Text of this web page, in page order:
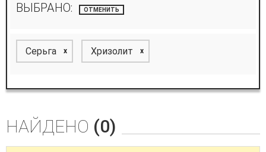
ВЫБРАНО: ОТМЕНИТЬ
Серьга x Хризолит x
НАЙДЕНО (0)